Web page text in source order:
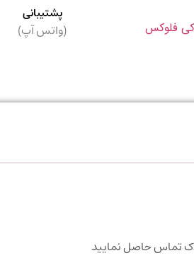
فلوکس
پشتیبانی
(واتس آپ)
تماس حاصل نمایید